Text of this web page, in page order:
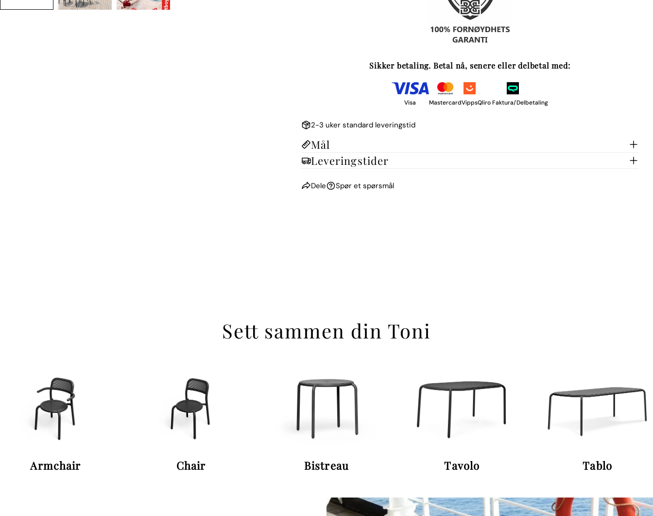
Sikker betaling. Betal nå, senere eller delbetal med:
Visa MastercardVippsQliro Faktura/Delbetaling
2-3 uker standard leveringstid
Mål
Leveringstider
Dele Spør et spørsmål
SEND SPØRSMÅL
Sett sammen din Toni
Armchair Chair Bistreau Tavolo Tablo